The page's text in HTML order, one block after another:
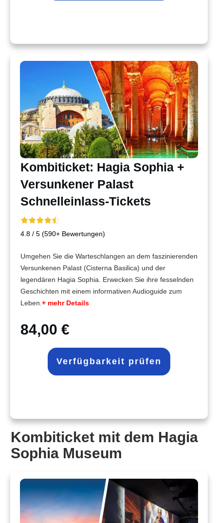
Kombiticket: Hagia Sophia +
Versunkener Palast
Schnelleinlass-Tickets
4.8 / 5 (590+ Bewertungen)
Umgehen Sie die Warteschlangen an dem faszinierenden
Versunkenen Palast (Cisterna Basilica) und der
legendären Hagia Sophia. Erwecken Sie ihre fesselnden
Geschichten mit einem informativen Audioguide zum
Leben. + mehr Details
84,00 €
Verfügbarkeit prüfen
Kombiticket mit dem Hagia
Sophia Museum